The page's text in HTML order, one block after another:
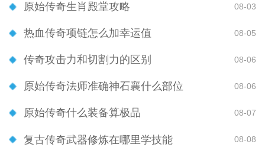
原始传奇生肖殿堂攻略 08-03
热血传奇项链怎么加幸运值 08-05
传奇攻击力和切割力的区别 08-06
原始传奇法师准确神石襄什么部位 08-06
原始传奇什么装备算极品 08-07
复古传奇武器修炼在哪里学技能 08-08